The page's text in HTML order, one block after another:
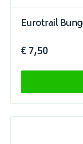
Eurotrail
€ 7,50